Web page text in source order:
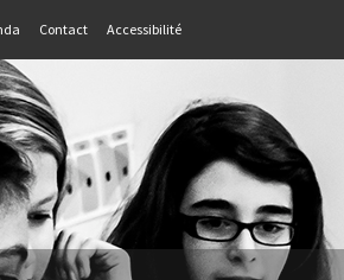
Contact Accessibilité